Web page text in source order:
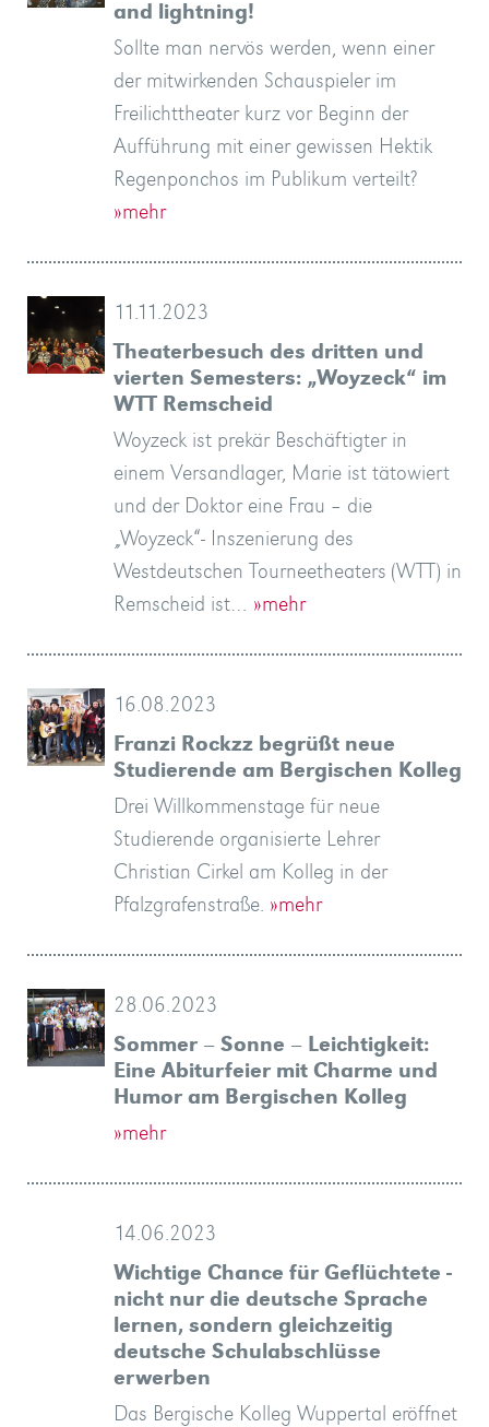
and lightning!
Sollte man nervös werden, wenn einer
der mitwirkenden Schauspieler im
Freilichttheater kurz vor Beginn der
Aufführung mit einer gewissen Hektik
Regenponchos im Publikum verteilt?
»mehr
11.11.2023
Theaterbesuch des dritten und
vierten Semesters: „Woyzeck“ im
WTT Remscheid
Woyzeck ist prekär Beschäftigter in
einem Versandlager, Marie ist tätowiert
und der Doktor eine Frau – die
„Woyzeck“- Inszenierung des
Westdeutschen Tourneetheaters (WTT) in
Remscheid ist… »mehr
16.08.2023
Franzi Rockzz begrüßt neue
Studierende am Bergischen Kolleg
Drei Willkommenstage für neue
Studierende organisierte Lehrer
Christian Cirkel am Kolleg in der
Pfalzgrafenstraße. »mehr
28.06.2023
Sommer – Sonne – Leichtigkeit:
Eine Abiturfeier mit Charme und
Humor am Bergischen Kolleg
»mehr
14.06.2023
Wichtige Chance für Geflüchtete -
nicht nur die deutsche Sprache
lernen, sondern gleichzeitig
deutsche Schulabschlüsse
erwerben
Das Bergische Kolleg Wuppertal eröffnet